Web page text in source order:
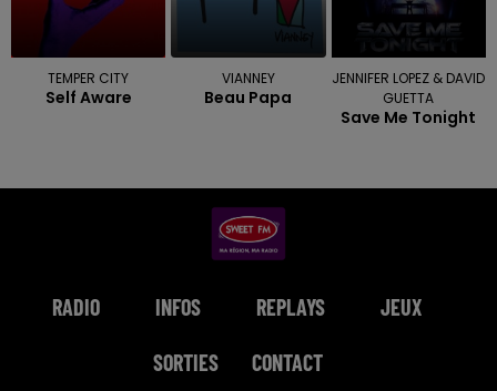
TEMPER CITY
Self Aware
VIANNEY
Beau Papa
JENNIFER LOPEZ & DAVID
GUETTA
Save Me Tonight
RADIO INFOS REPLAYS JEUX
SORTIES CONTACT